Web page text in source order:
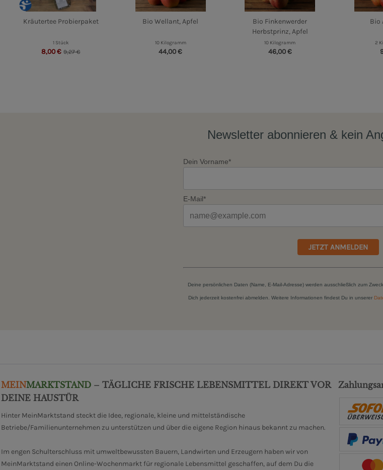
Kräutertee Probierpaket
1 Stück
8,00 € 9,27 €
Bio Wellant, Apfel
10 Kilogramm
44,00 €
Bio Finkenwerder
Herbstprinz, Apfel
10 Kilogramm
46,00 €
Bio
2
Newsletter abonnieren & kein
Dein Vorname*
E-Mail*
JETZT ANMELDEN
Deine persönlichen Daten (Name, E-Mail-Adresse) werden ausschließlich zum
Dich jederzeit kostenfrei abmelden. Weitere Informationen findest Du in unserer
MEINMARKTSTAND – TÄGLICHE FRISCHE LEBENSMITTEL DIREKT VOR
DEINE HAUSTÜR
Hinter MeinMarktstand steckt die Idee, regionale, kleine und mittelständische
Betriebe/Familienunternehmen zu unterstützen und über die eigene Region hinaus bekannt zu machen.
Im engen Schulterschluss mit umweltbewussten Bauern, Landwirten und Erzeugern haben wir von
MeinMarktstand einen Online-Wochenmarkt für regionale Lebensmittel geschaffen, auf dem Du die